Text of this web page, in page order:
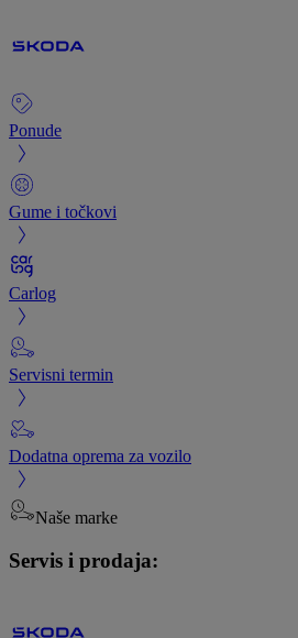
Ponude
Gume i točkovi
Carlog
Servisni termin
Dodatna oprema za vozilo
Naše marke
Servis i prodaja: